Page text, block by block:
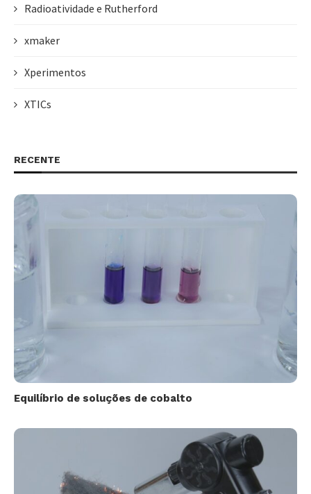
Radioatividade e Rutherford
xmaker
Xperimentos
XTICs
RECENTE
Equilíbrio de soluções de cobalto